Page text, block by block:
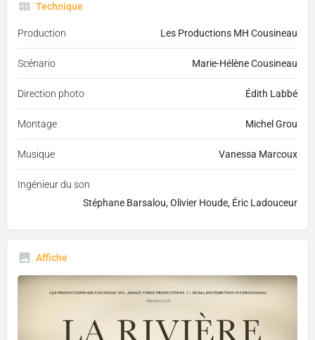
Technique
Production Les Productions MH Cousineau
Scénario Marie-Hélène Cousineau
Direction photo Édith Labbé
Montage Michel Grou
Musique Vanessa Marcoux
Ingénieur du son
Stéphane Barsalou, Olivier Houde, Éric Ladouceur
Affiche